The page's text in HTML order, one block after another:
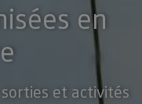
en
et activités